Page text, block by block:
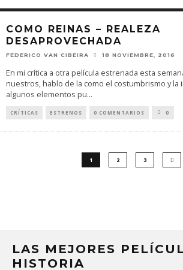
COMO REINAS – REALEZA
DESAPROVECHADA
FEDERICO VAN CIBEIRA 18 NOVIEMBRE, 2016
En mi crítica a otra película estrenada esta
nuestros, hablo de la como el costumbrismo y la
algunos elementos pu...
CRÍTICAS ESTRENOS 0 COMENTARIOS 0
1 2 3
LAS MEJORES
HISTORIA